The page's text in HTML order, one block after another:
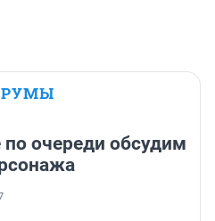
по очереди обсудим